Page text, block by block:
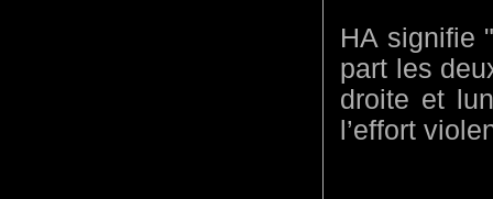
HA signifie
part les
droite et
l’effort